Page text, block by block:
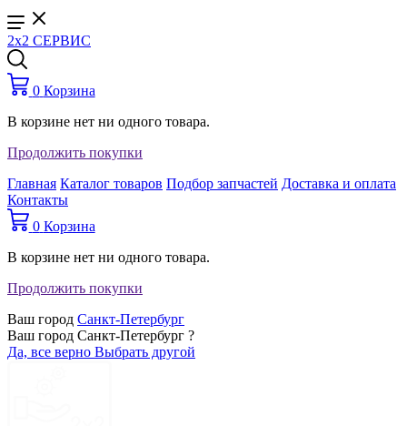
2x2 СЕРВИС
0 Корзина
В корзине нет ни одного товара.
Продолжить покупки
Главная Каталог товаров Подбор запчастей Доставка и оплата
Контакты
0 Корзина
В корзине нет ни одного товара.
Продолжить покупки
Ваш город Санкт-Петербург
Ваш город Санкт-Петербург ?
Да, все верно Выбрать другой